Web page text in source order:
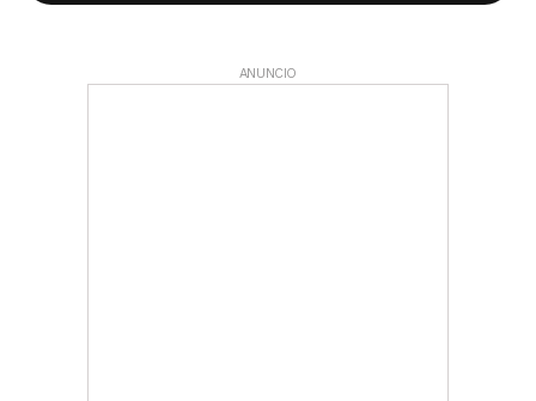
ANUNCIO